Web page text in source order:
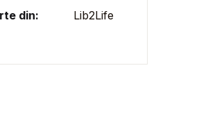
din: Lib2Life